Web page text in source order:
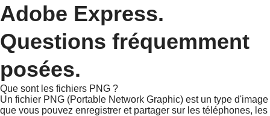
Adobe Express.
Questions fréquemment
posées.
Que sont les fichiers PNG ?
Un fichier PNG (Portable Network Graphic) est un type d'image
que vous pouvez enregistrer et partager sur les téléphones, les